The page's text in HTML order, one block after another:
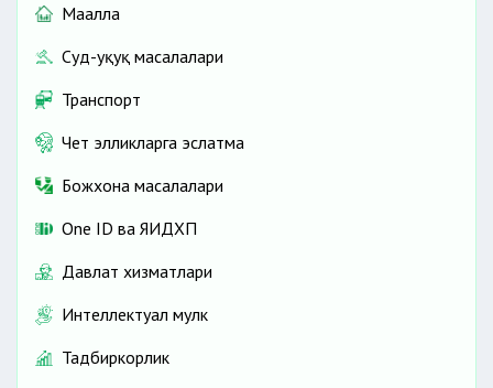
Маҳалла
Суд-ҳуқуқ масалалари
Транспорт
Чет элликларга эслатма
Божхона масалалари
One ID ва ЯИДХП
Давлат хизматлари
Интеллектуал мулк
Тадбиркорлик